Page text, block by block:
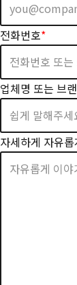
전화번호*
업체명 또는 브
자세하게 자유